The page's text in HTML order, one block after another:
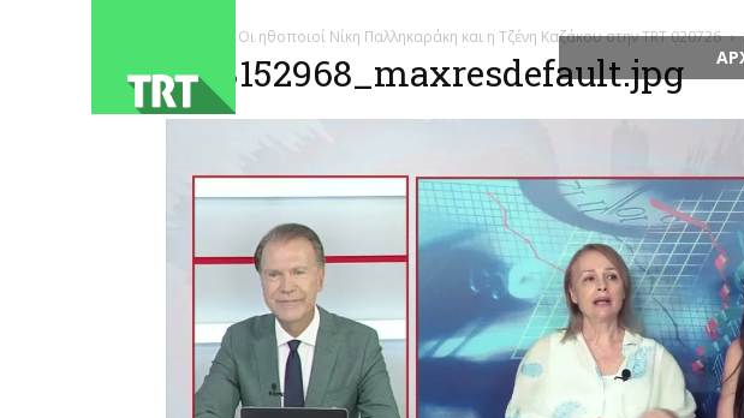
Οι ηθοποιοί Νίκη Παλληκαράκη και η Τζένη Καζάκου στην TRT 020726
1783152968_maxresdefault.jpg